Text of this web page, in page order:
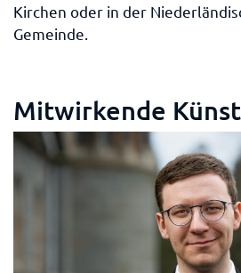
Kirchen oder in der
Gemeinde.
Mitwirkende